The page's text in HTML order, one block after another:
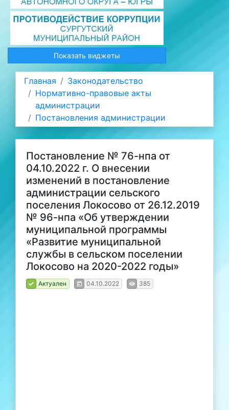
Показать виджеты
Главная
Законодательство
Нормативно-правовые акты
администрации
Постановления администрации
Постановление № 76-нпа от
04.10.2022 г. О внесении
изменений в постановление
администрации сельского
поселения Локосово от 26.12.2019
№ 96-нпа «Об утверждении
муниципальной программы
«Развитие муниципальной
службы в сельском поселении
Локосово на 2020-2022 годы»
Актуален 04.10.2022 385